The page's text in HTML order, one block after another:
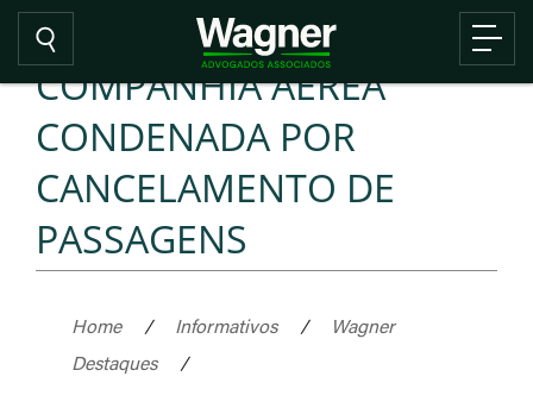
COMPANHIA AÉREA
CONDENADA POR
CANCELAMENTO DE
PASSAGENS
Home / Informativos /
Wagner
Destaques
/